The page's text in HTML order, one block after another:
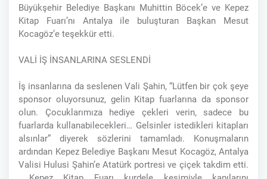
Büyükşehir Belediye Başkanı Muhittin Böcek’e ve Kepez
Kitap Fuarı’nı Antalya ile buluşturan Başkan Mesut
Kocagöz’e teşekkür etti.
VALİ İŞ İNSANLARINA SESLENDİ
İş insanlarına da seslenen Vali Şahin, “Lütfen bir çok şeye
sponsor oluyorsunuz, gelin Kitap fuarlarına da sponsor
olun. Çocuklarımıza hediye çekleri verin, sadece bu
fuarlarda kullanabilecekleri… Gelsinler istedikleri kitapları
alsınlar” diyerek sözlerini tamamladı. Konuşmaların
ardından Kepez Belediye Başkanı Mesut Kocagöz, Antalya
Valisi Hulusi Şahin’e Atatürk portresi ve çiçek takdim etti.